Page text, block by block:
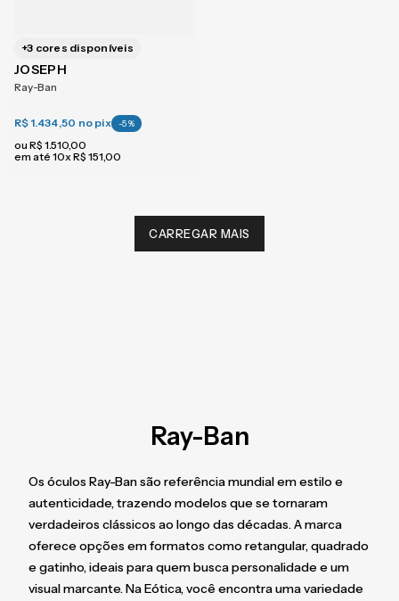
+3 cores disponíveis
JOSEPH
Ray-Ban
R$ 1.434,50 no pix -5%
ou R$ 1.510,00
em até 10xR$ 151,00
Ray-Ban
Os óculos Ray-Ban são referência mundial em estilo e
autenticidade, trazendo modelos que se tornaram
verdadeiros clássicos ao longo das décadas. A marca
oferece opções em formatos como retangular, quadrado
e gatinho, ideais para quem busca personalidade e um
visual marcante. Na Eótica, você encontra uma variedade